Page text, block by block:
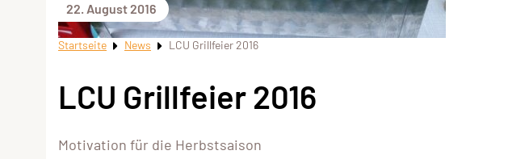
22. August 2016
Startseite News LCU Grillfeier 2016
LCU Grillfeier 2016
Motivation für die Herbstsaison